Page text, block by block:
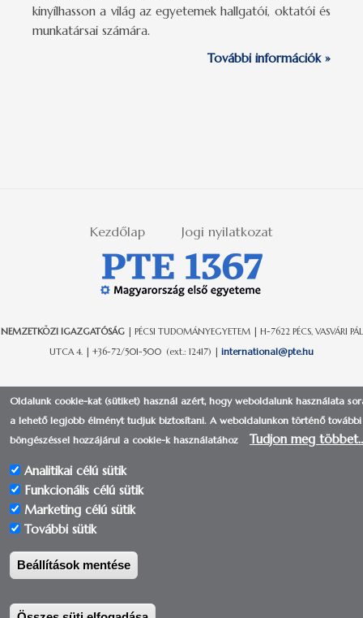
kinyílhasson a világ az egyetemek hallgatói, oktatói és
munkatársai számára.
További információk »
Kezdőlap Jogi nyilatkozat
NEMZETKÖZI IGAZGATÓSÁG| PÉCSI TUDOMÁNYEGYETEM | H-7622 PÉCS, VASVÁRI PÁL
UTCA 4. | +36-72/501-500 (ext.: 12417) | international@pte.hu
© 2017-2018 | Pécsi Tudományegyetem | Kancellária - IIG -
Alkalmazás- és Szolgáltatásfejlesztési Osztály
Oldalunk cookie-kat (sütiket) használ azért, hogy weboldalunk használata
a lehető legjobb élményt tudjuk biztosítani. A weboldalunkon történő további
böngészéssel hozzájárul a cookie-k használatához
Tudjon meg
Analitikai célú sütik
Funkcionális célú sütik
Marketing célú sütik
További sütik
Beállítások mentése